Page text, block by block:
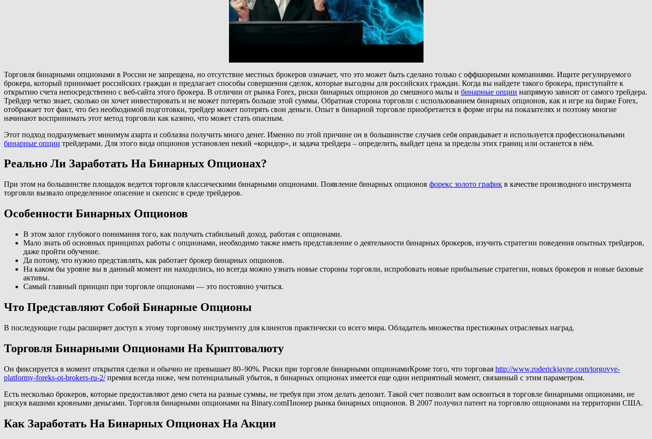
Торговля бинарными опционами в России не запрещена, но отсутствие местных брокеров означает, что это может быть сделано только с оффшорными компаниями. Ищите регулируемого
брокера, который принимает российских граждан и предлагает способы совершения сделок, которые выгодны для российских граждан. Когда вы найдете такого брокера, приступайте к
открытию счета непосредственно с веб-сайта этого брокера. В отличии от рынка Forex, риски бинарных опционов до смешного малы и бинарные опции напрямую зависят от самого трейдера.
Трейдер четко знает, сколько он хочет инвестировать и не может потерять больше этой суммы. Обратная сторона торговли с использованием бинарных опционов, как и игре на бирже Forex,
отображает тот факт, что без необходимой подготовки, трейдер может потерять свои деньги. Опыт в бинарной торговле приобретается в форме игры на показателях и поэтому многие
начинают воспринимать этот метод торговли как казино, что может стать опасным.
Этот подход подразумевает минимум азарта и соблазна получить много денег. Именно по этой причине он в большинстве случаев себя оправдывает и используется профессиональными
бинарные опции трейдерами. Для этого вида опционов установлен некий «коридор», и задача трейдера – определить, выйдет цена за пределы этих границ или останется в нём.
Реально Ли Заработать На Бинарных Опционах?
При этом на большинстве площадок ведется торговля классическими бинарными опционами. Появление бинарных опционов форекс золото график в качестве производного инструмента
торговли вызвало определенное опасение и скепсис в среде трейдеров.
Особенности Бинарных Опционов
В этом залог глубокого понимания того, как получать стабильный доход, работая с опционами.
Мало знать об основных принципах работы с опционами, необходимо также иметь представление о деятельности бинарных брокеров, изучить стратегии поведения опытных трейдеров,
даже пройти обучение.
Да потому, что нужно представлять, как работает брокер бинарных опционов.
На каком бы уровне вы в данный момент ни находились, но всегда можно узнать новые стороны торговли, испробовать новые прибыльные стратегии, новых брокеров и новые базовые
активы.
Самый главный принцип при торговле опционами — это постоянно учиться.
Что Представляют Собой Бинарные Опционы
В последующие годы расширяет доступ к этому торговому инструменту для клиентов практически со всего мира. Обладатель множества престижных отраслевых наград.
Торговля Бинарными Опционами На Криптовалюту
Он фиксируется в момент открытия сделки и обычно не превышает 80–90%. Риски при торговле бинарными опционамиКроме того, что торговая http://www.roderickjayne.com/torgovye-
platformy-foreks-ot-brokers-ru-2/премия всегда ниже, чем потенциальный убыток, в бинарных опционах имеется еще один неприятный момент, связанный с этим параметром.
Есть несколько брокеров, которые предоставляют демо счета на разные суммы, не требуя при этом делать депозит. Такой счет позволит вам освоиться в торговле бинарными опционами, не
рискуя вашими кровными деньгами. Торговля бинарными опционами на Binary.comПионер рынка бинарных опционов. В 2007 получил патент на торговлю опционами на территории США.
Как Заработать На Бинарных Опционах На Акции